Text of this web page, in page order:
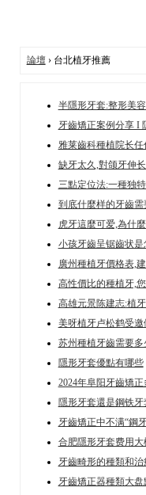
論壇› 台北植牙推薦
半隱形牙套:整形美
牙齒矯正案例分享 I
雅莱齒科種植院长
缺牙太久,對颌牙伸
三點定位法:一種独
到底什麼样的牙齒
虎牙這麼可爱,為什
小孩牙齒呈锯齒状
廣州種植牙價格表,
高性價比的種植牙,
高雄元景陈建志:植
美呀植牙卢松鹤受
苏州種植牙齒需要
隱形牙套優點有哪些
2024年阜阳牙齒矯
隱形牙套還是鋼铁
牙齒矯正中不满“鋼
合肥隱形牙套费用
牙齒畸形的種類和治
牙齒矯正器種類大盘